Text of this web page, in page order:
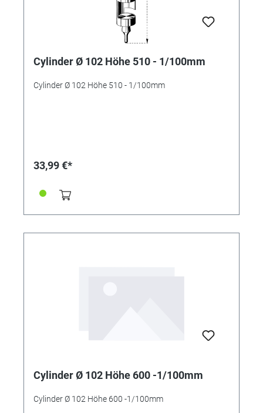
Cylinder Ø 102 Höhe 510 - 1/100mm
Cylinder Ø 102 Höhe 510 - 1/100mm
33,99 €*
Cylinder Ø 102 Höhe 600 -1/100mm
Cylinder Ø 102 Höhe 600 -1/100mm